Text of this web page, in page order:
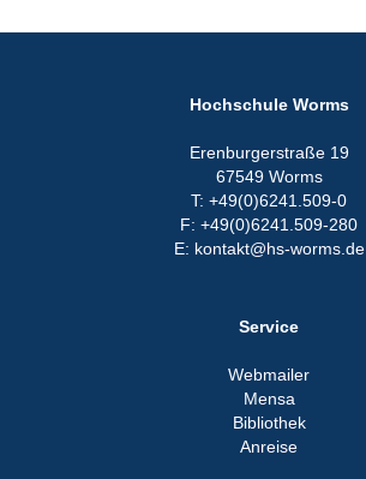
Hochschule Worms
Erenburgerstraße 19
67549 Worms
T: +49(0)6241.509-0
F: +49(0)6241.509-280
E: kontakt@hs-worms.de
Service
Webmailer
Mensa
Bibliothek
Anreise